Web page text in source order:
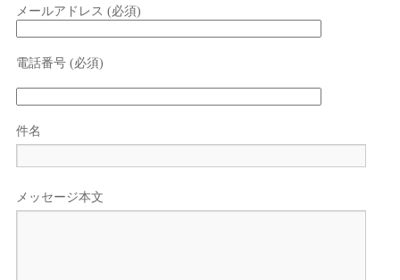
メールアドレス (必須)
電話番号 (必須)
件名
メッセージ本文